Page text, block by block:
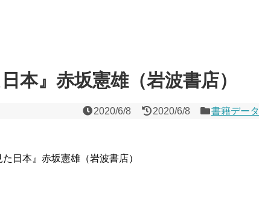
本』赤坂憲雄（岩波書店）
2020/6/8 2020/6/8 書籍データ
た日本』赤坂憲雄（岩波書店）